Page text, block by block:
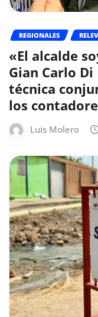
REGIONALES
«El alcalde
Gian Carlo
técnica
los
Luis Molero